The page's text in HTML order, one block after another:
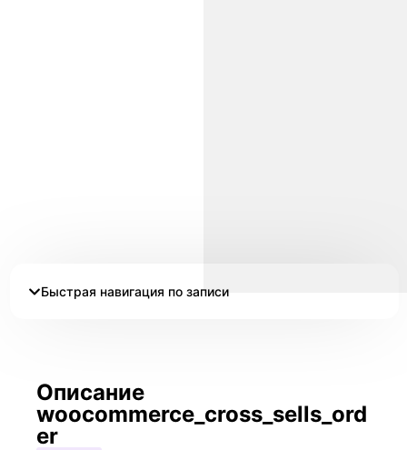
Быстрая навигация по записи
Описание
woocommerce_cross_sells_ord
er